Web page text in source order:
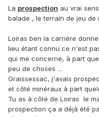
La prospection au vrai
balade , le terrain de jeu
Loiras ben la carrière
lieu étant connu ce n'est
qui me concerne, à part
peu de choses ...
Graissessac, j'avais
et côté minéraux à part
Tu as à côté de Loiras le
prospection ça a déjà été